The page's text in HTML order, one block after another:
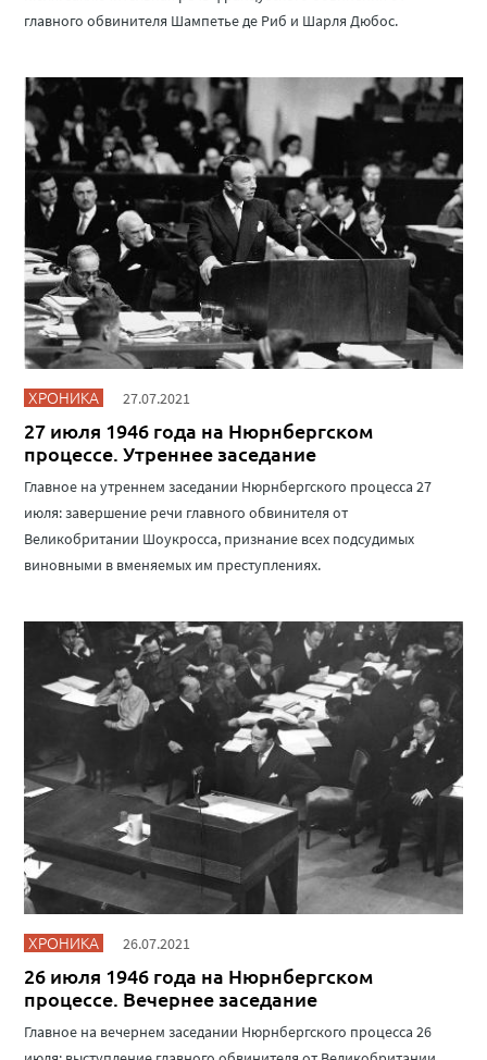
главного обвинителя Шампетье де Риб и Шарля Дюбос.
ХРОНИКА 27.07.2021
27 июля 1946 года на Нюрнбергском
процессе. Утреннее заседание
Главное на утреннем заседании Нюрнбергского процесса 27
июля: завершение речи главного обвинителя от
Великобритании Шоукросса, признание всех подсудимых
виновными в вменяемых им преступлениях.
ХРОНИКА 26.07.2021
26 июля 1946 года на Нюрнбергском
процессе. Вечернее заседание
Главное на вечернем заседании Нюрнбергского процесса 26